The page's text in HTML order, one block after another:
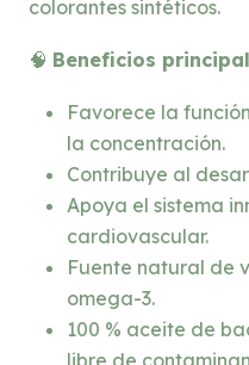
colorantes sintéticos.
🧠 Beneficios
Favorece la
la concentración.
Contribuye al
Apoya el sistema
cardiovascular.
Fuente natural de
omega-3.
100 % aceite de
libre de